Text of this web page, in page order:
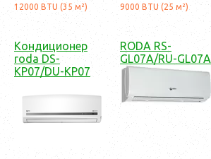
12000 BTU (35 м²) 9000 BTU (25 м²)
Кондиционер
roda DS-
KP07/DU-KP07
RODA RS-
GL07A/RU-GL07A